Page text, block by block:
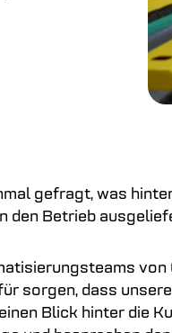
gefragt, was
den Betrieb
von
sorgen, dass
Blick hinter die